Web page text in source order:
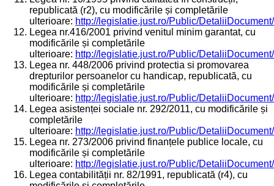
republicată (r2), cu modificările și completările
ulterioare: http://legislatie.just.ro/Public/
Legea nr.416/2001 privind venitul minim garantat, cu
modificările și completările
ulterioare: http://legislatie.just.ro/Public/
Legea nr. 448/2006 privind protectia si promovarea
drepturilor persoanelor cu handicap, republicată, cu
modificările și completările
ulterioare: http://legislatie.just.ro/Public/
Legea asistenței sociale nr. 292/2011, cu modificările și
completările
ulterioare: http://legislatie.just.ro/Public/
Legea nr. 273/2006 privind finanțele publice locale, cu
modificările și completările
ulterioare: http://legislatie.just.ro/Public/
Legea contabilității nr. 82/1991, republicată (r4), cu